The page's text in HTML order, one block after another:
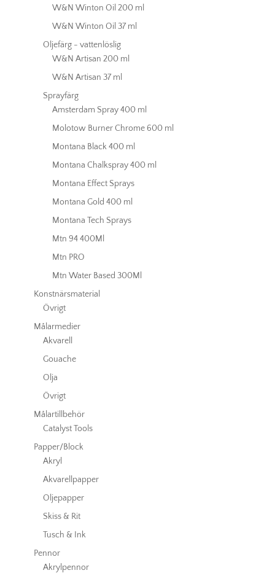
W&N Winton Oil 200 ml
W&N Winton Oil 37 ml
Oljefärg - vattenlöslig
W&N Artisan 200 ml
W&N Artisan 37 ml
Sprayfärg
Amsterdam Spray 400 ml
Molotow Burner Chrome 600 ml
Montana Black 400 ml
Montana Chalkspray 400 ml
Montana Effect Sprays
Montana Gold 400 ml
Montana Tech Sprays
Mtn 94 400Ml
Mtn PRO
Mtn Water Based 300Ml
Konstnärsmaterial
Övrigt
Målarmedier
Akvarell
Gouache
Olja
Övrigt
Målartillbehör
Catalyst Tools
Papper/Block
Akryl
Akvarellpapper
Oljepapper
Skiss & Rit
Tusch & Ink
Pennor
Akrylpennor